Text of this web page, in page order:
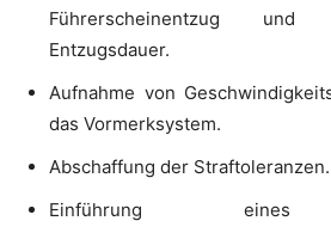
Führerscheinentzug
Entzugsdauer.
Aufnahme von
das Vormerksystem.
Abschaffung der Straftoleranzen.
Einführung eines